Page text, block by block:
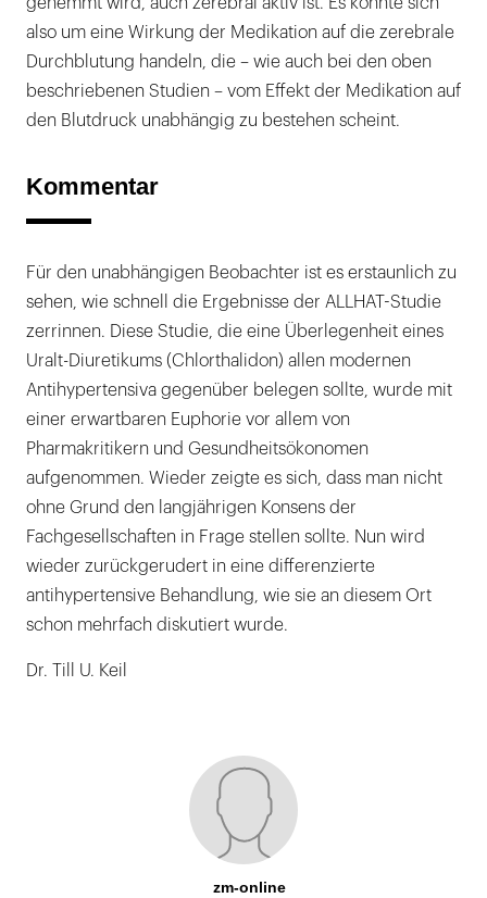
also um eine Wirkung der Medikation auf die zerebrale
Durchblutung handeln, die – wie auch bei den oben
beschriebenen Studien – vom Effekt der Medikation auf
den Blutdruck unabhängig zu bestehen scheint.
Kommentar
Für den unabhängigen Beobachter ist es erstaunlich zu
sehen, wie schnell die Ergebnisse der ALLHAT-Studie
zerrinnen. Diese Studie, die eine Überlegenheit eines
Uralt-Diuretikums (Chlorthalidon) allen modernen
Antihypertensiva gegenüber belegen sollte, wurde mit
einer erwartbaren Euphorie vor allem von
Pharmakritikern und Gesundheitsökonomen
aufgenommen. Wieder zeigte es sich, dass man nicht
ohne Grund den langjährigen Konsens der
Fachgesellschaften in Frage stellen sollte. Nun wird
wieder zurückgerudert in eine differenzierte
antihypertensive Behandlung, wie sie an diesem Ort
schon mehrfach diskutiert wurde.
Dr. Till U. Keil
zm-online